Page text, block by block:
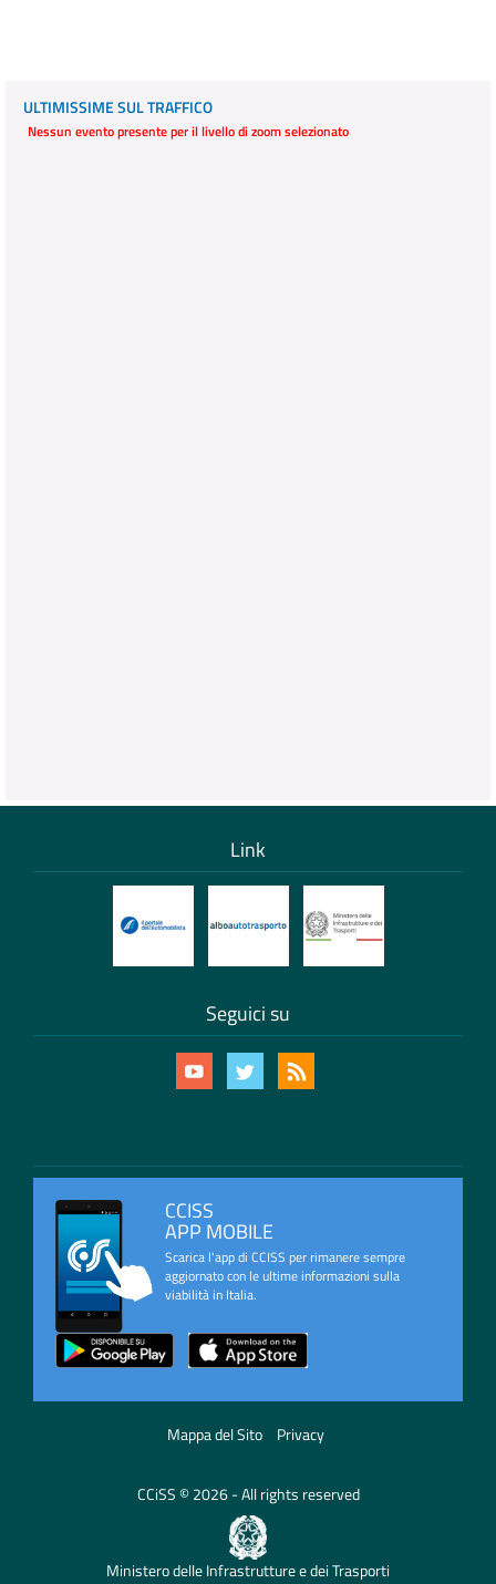
ULTIMISSIME SUL TRAFFICO
Nessun evento presente per il livello di zoom selezionato
Link
Seguici su
CCISS
APP MOBILE
Scarica l'app di CCISS per rimanere sempre
aggiornato con le ultime informazioni sulla
viabilità in Italia.
Mappa del Sito Privacy
CCiSS © 2026 - All rights reserved
Ministero delle Infrastrutture e dei Trasporti